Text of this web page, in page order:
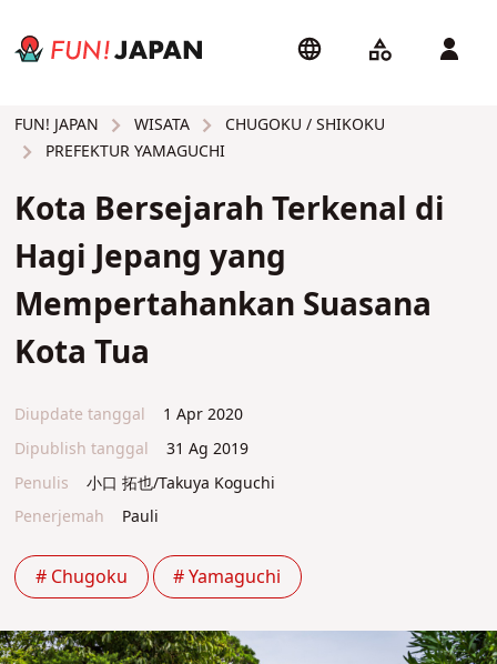
FUN! JAPAN WISATA
CHUGOKU / SHIKOKU
PREFEKTUR YAMAGUCHI
Kota Bersejarah Terkenal di
Hagi Jepang yang
Mempertahankan Suasana
Kota Tua
Diupdate tanggal
1 Apr 2020
Dipublish tanggal
31 Ag 2019
Penulis
小口 拓也/Takuya Koguchi
Penerjemah
Pauli
# Chugoku # Yamaguchi